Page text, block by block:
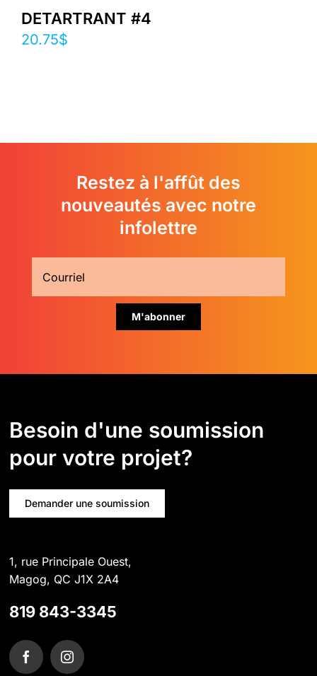
DETARTRANT #4
20.75$
Restez à l'affût des
nouveautés avec notre
infolettre
Besoin d'une soumission
pour votre projet?
Demander une soumission
1, rue Principale Ouest,
Magog, QC J1X 2A4
819 843-3345